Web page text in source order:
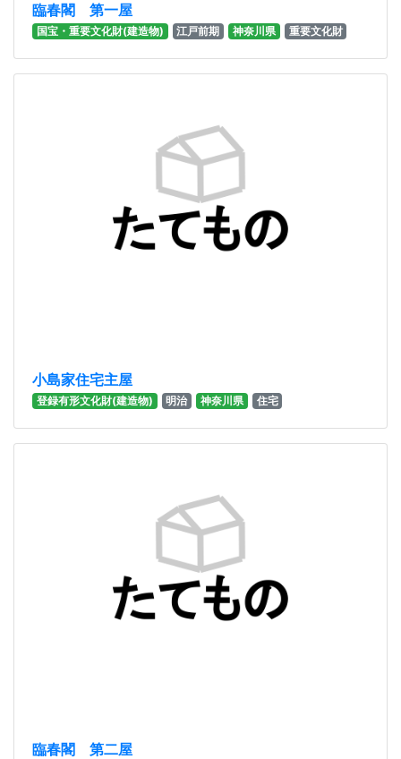
臨春閣 第一屋
国宝・重要文化財(建造物) 江戸前期 神奈川県 重要文化財
小島家住宅主屋
登録有形文化財(建造物) 明治 神奈川県 住宅
臨春閣 第二屋